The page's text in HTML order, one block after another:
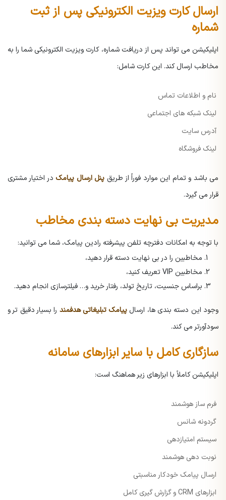
ارسال کارت ویزیت الکترونیکی پس از ثبت
شماره
اپلیکیشن می تواند پس از دریافت شماره، کارت ویزیت الکترونیکی شما را به
مخاطب ارسال کند. این کارت شامل:
نام و اطلاعات تماس
لینک شبکه های اجتماعی
آدرس سایت
لینک فروشگاه
می باشد و تمام این موارد فوراً از طریق پنل ارسال پیامک در اختیار مشتری
قرار می گیرد.
مدیریت بی نهایت دسته بندی مخاطب
با توجه به امکانات دفترچه تلفن پیشرفته رادین پیامک، شما می توانید:
مخاطبین را در بی نهایت دسته قرار دهید،
مخاطبین VIP تعریف کنید،
براساس جنسیت، تاریخ تولد، رفتار خرید و… فیلترسازی انجام دهید.
وجود این دسته بندی ها، ارسالپیامک تبلیغاتی هدفمند را بسیار دقیق تر و
سودآورتر می کند.
سازگاری کامل با سایر ابزارهای سامانه
اپلیکیشن کاملاً با ابزارهای زیر هماهنگ است:
فرم ساز هوشمند
گردونه شانس
سیستم امتیازدهی
نوبت دهی هوشمند
ارسال پیامک خودکار مناسبتی
ابزارهای CRM و گزارش گیری کامل